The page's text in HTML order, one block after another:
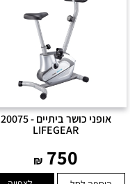
אופני כושר ביתיים - 20075
LIFEGEAR
750
₪